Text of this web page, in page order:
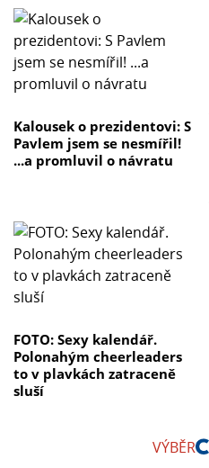
Kalousek o prezidentovi: S
Pavlem jsem se nesmířil!
...a promluvil o návratu
FOTO: Sexy kalendář.
Polonahým cheerleaders
to v plavkách zatraceně
sluší
VÝBĚR